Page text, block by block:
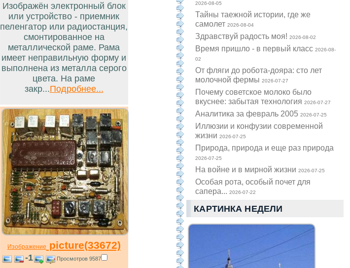
2026-08-05
Тайны таежной истории, где же
самолет2026-08-04
Здравствуй радость моя!2026-08-02
Время пришло - в первый класс2026-08-
02
От фляги до робота-дояра: сто лет
молочной фермы2026-07-27
Почему советское молоко было
вкуснее: забытая технология2026-07-27
Аналитика за февраль 20052026-07-25
Иллюзии и конфузии современной
жизни2026-07-25
Природа, природа и еще раз природа
2026-07-25
На войне и в мирной жизни2026-07-25
Особая рота, особый почет для
сапера...2026-07-22
КАРТИНКА НЕДЕЛИ
Изображён электронный блок
или устройство - приемник
пеленгатор или радиостанция,
смонтированное на
металлической раме. Рама
имеет неправильную форму и
выполнена из металла серого
цвета. На раме
закр...Подробнее...
Изображение picture(33672)
-1 Просмотров 9587